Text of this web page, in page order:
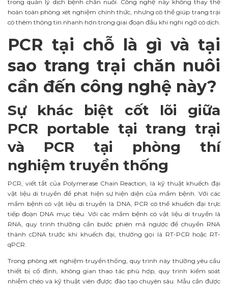
trong quản lý dịch bệnh chăn nuôi. Công nghệ này không thay thế
hoàn toàn phòng xét nghiệm chính thức, nhưng có thể giúp trang trại
có thêm thông tin nhanh hơn trong giai đoạn đầu khi nghi ngờ có dịch.
PCR tại chỗ là gì và tại
sao trang trại chăn nuôi
cần đến công nghệ này?
Sự khác biệt cốt lõi giữa
PCR portable tại trang trại
và PCR tại phòng thí
nghiệm truyền thống
PCR, viết tắt của Polymerase Chain Reaction, là kỹ thuật khuếch đại
vật liệu di truyền để phát hiện sự hiện diện của mầm bệnh. Với các
mầm bệnh có vật liệu di truyền là DNA, PCR có thể khuếch đại trực
tiếp đoạn DNA mục tiêu. Với các mầm bệnh có vật liệu di truyền là
RNA, quy trình thường cần bước phiên mã ngược để chuyển RNA
thành cDNA trước khi khuếch đại, thường gọi là RT-PCR hoặc RT-
qPCR.
Trong phòng xét nghiệm truyền thống, quy trình này thường yêu cầu
thiết bị cố định, không gian thao tác phù hợp, quy trình kiểm soát
nhiễm chéo và kỹ thuật viên được đào tạo chuyên sâu. Mẫu cần được